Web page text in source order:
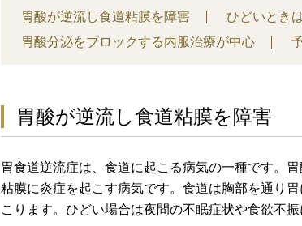
胃酸が逆流し食道粘膜を障害
ひどいとき
胃酸分泌をブロックする内服治療が中心
胃酸が逆流し食道粘膜を障害
胃食道逆流症は、食道に起こる病気の一種です。
粘膜に炎症を起こす病気です。食道は胸部を通り
こります。ひどい場合は夜間の不眠症状や食欲不振